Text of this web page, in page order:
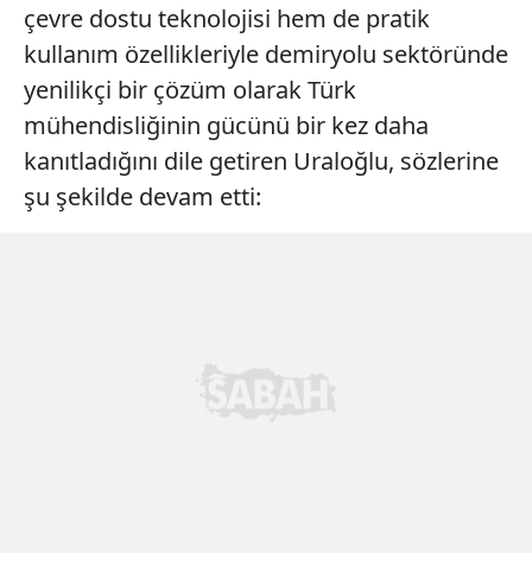
çevre dostu teknolojisi hem de pratik
kullanım özellikleriyle demiryolu sektöründe
yenilikçi bir çözüm olarak Türk
mühendisliğinin gücünü bir kez daha
kanıtladığını dile getiren Uraloğlu, sözlerine
şu şekilde devam etti: